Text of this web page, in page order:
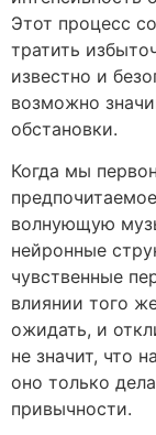
Этот процесс
тратить
известно и
возможно
обстановки.
Когда мы
волнующую
нейронные
чувственные
влиянии того
ожидать, и
не значит, что
оно только
привычности.